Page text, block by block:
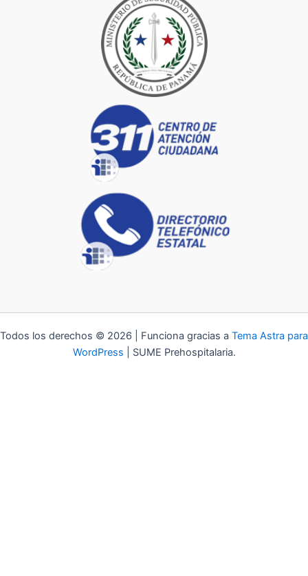
Todos los derechos © 2026 | Funciona gracias a Tema Astra para
WordPress | SUME Prehospitalaria.